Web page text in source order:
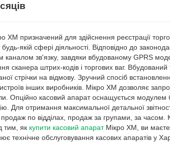
ХМ призначений для здійснення реєстрації
якій сфері діяльності. Відповідно до
каналом зв'язку, завдяки вбудованому GPRS
сканера штрих-кодів і торгових ваг.
стрічки на відмову. Зручний спосіб
інших виробників. Мікро ХМ дозволяє
Опційно касовий апарат оснащується модулем
Для отримання максимальної детальної
по відділах, продаж за групами, за часом.
тим, як купити касовий апаратМікро ХМ, ви маєте
технічне обслуговування касових апаратів у